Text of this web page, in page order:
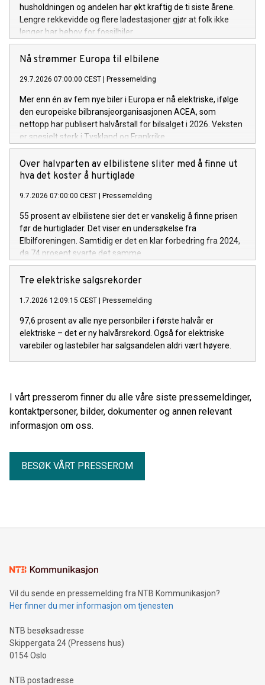
husholdningen og andelen har økt kraftig de ti siste årene.
Lengre rekkevidde og flere ladestasjoner gjør at folk ikke
lenger har behov for fossilbiler.
Nå strømmer Europa til elbilene
29.7.2026 07:00:00 CEST | Pressemelding
Mer enn én av fem nye biler i Europa er nå elektriske, ifølge
den europeiske bilbransjeorganisasjonen ACEA, som
nettopp har publisert halvårstall for bilsalget i 2026. Veksten
er spesielt sterk i Tyskland og Frankrike.
Over halvparten av elbilistene sliter med å finne ut
hva det koster å hurtiglade
9.7.2026 07:00:00 CEST | Pressemelding
55 prosent av elbilistene sier det er vanskelig å finne prisen
før de hurtiglader. Det viser en undersøkelse fra
Elbilforeningen. Samtidig er det en klar forbedring fra 2024,
da 74 prosent svarte det samme.
Tre elektriske salgsrekorder
1.7.2026 12:09:15 CEST | Pressemelding
97,6 prosent av alle nye personbiler i første halvår er
elektriske – det er ny halvårsrekord. Også for elektriske
varebiler og lastebiler har salgsandelen aldri vært høyere.
I vårt presserom finner du alle våre siste pressemeldinger,
kontaktpersoner, bilder, dokumenter og annen relevant
informasjon om oss.
BESØK VÅRT PRESSEROM
Vil du sende en pressemelding fra NTB Kommunikasjon?
Her finner du mer informasjon om tjenesten
NTB besøksadresse
Skippergata 24 (Pressens hus)
0154 Oslo
NTB postadresse